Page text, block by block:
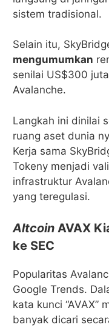
sistem tradisional.
Selain itu,
mengumumkan
senilai US$300
Avalanche.
Langkah ini dinilai
ruang aset dunia
Kerja sama
Tokeny menjadi
infrastruktur
yang teregulasi.
Altcoin AVAX
ke SEC
Popularitas
Google Trends.
kata kunci “AVAX”
banyak dicari